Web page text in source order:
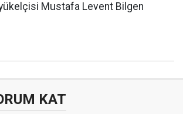
Mustafa Levent Bilgen
KAT